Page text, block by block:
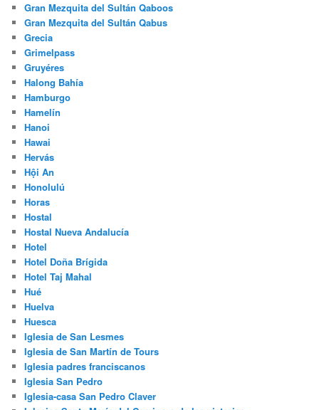
Gran Mezquita del Sultán Qaboos
Gran Mezquita del Sultán Qabus
Grecia
Grimelpass
Gruyéres
Halong Bahía
Hamburgo
Hamelín
Hanoi
Hawai
Hervás
Hội An
Honolulú
Horas
Hostal
Hostal Nueva Andalucía
Hotel
Hotel Doña Brígida
Hotel Taj Mahal
Hué
Huelva
Huesca
Iglesia de San Lesmes
Iglesia de San Martín de Tours
Iglesia padres franciscanos
Iglesia San Pedro
Iglesia-casa San Pedro Claver